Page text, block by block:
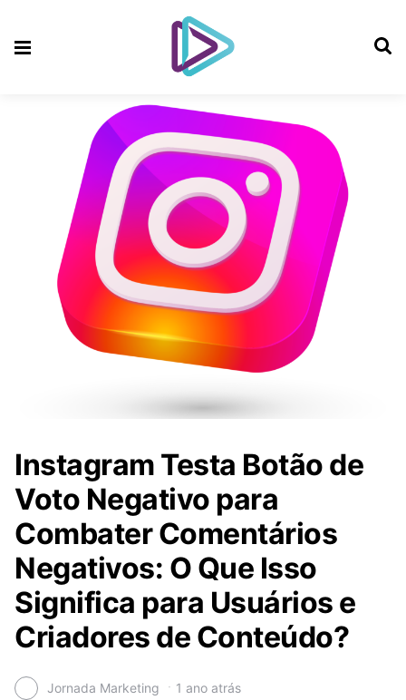
Instagram Testa Botão de
Voto Negativo para
Combater Comentários
Negativos: O Que Isso
Significa para Usuários e
Criadores de Conteúdo?
Jornada Marketing 1 ano atrás